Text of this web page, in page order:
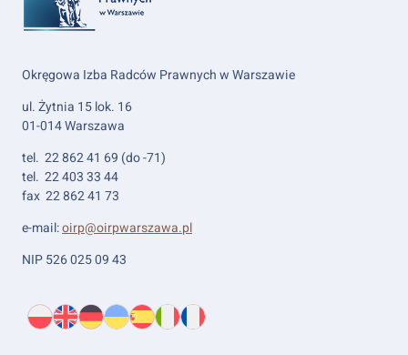
Okręgowa Izba Radców Prawnych w Warszawie
ul. Żytnia 15 lok. 16
01-014 Warszawa
tel. 22 862 41 69 (do -71)
tel. 22 403 33 44
fax 22 862 41 73
e-mail:oirp@oirpwarszawa.pl
NIP 526 025 09 43
Wybierz
język:
PL
O
EN
About
DE
About
UK
About
ES
About
IT
About
FR
About